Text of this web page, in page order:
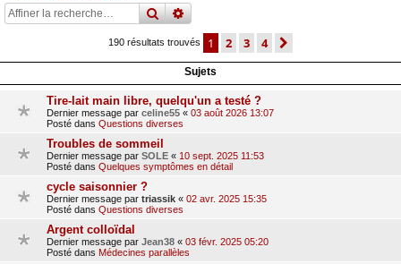
rechercher
recherche
190 résultats trouvés 1 2 3 4
Sujets
Tire-lait main libre, quelqu'un a testé ?
Dernier message par celine55 « 03 août 2026 13:07
Posté dans Questions diverses
Troubles de sommeil
Dernier message par SOLE « 10 sept. 2025 11:53
Posté dans Quelques symptômes en détail
cycle saisonnier ?
Dernier message par triassik « 02 avr. 2025 15:35
Posté dans Questions diverses
Argent colloïdal
Dernier message par Jean38 « 03 févr. 2025 05:20
Posté dans Médecines parallèles